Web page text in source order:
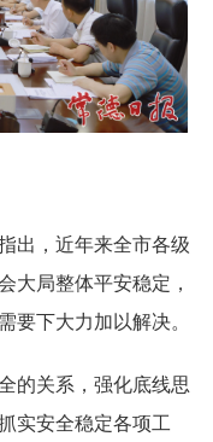
出，近年来全市各级
大局整体平安稳定，
要下大力加以解决。
的关系，强化底线思
实安全稳定各项工